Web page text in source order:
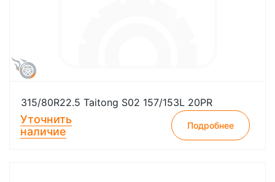
315/80R22.5 Taitong S02 157/153L 20PR
Уточнить
наличие
Подробнее